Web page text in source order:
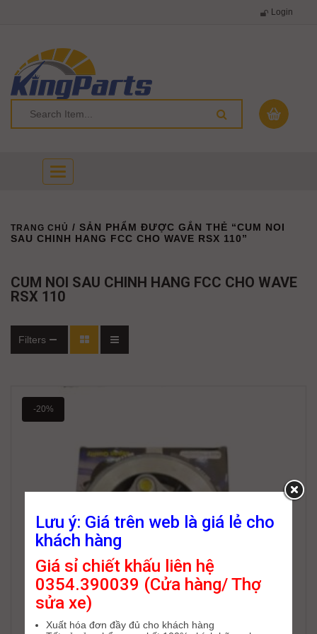
Login
Toggle
navigation
TRANG CHỦ / SẢN PHẨM ĐƯỢC GẮN THẺ “CUM NOI
SAU CHINH HANG FCC CHO WAVE RSX 110”
CUM NOI SAU CHINH HANG FCC CHO WAVE
RSX 110
Filters
-20%
Lưu ý: Giá trên web là giá lẻ cho
khách hàng
Giá sỉ chiết khấu liên hệ
0354.390039 (Cửa hàng/ Thợ
sửa xe)
Xuất hóa đơn đầy đủ cho khách hàng